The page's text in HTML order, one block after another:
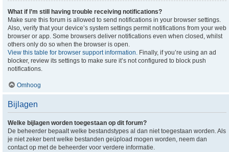
What if I’m still having trouble receiving notifications?
Make sure this forum is allowed to send notifications in your browser settings.
Also, verify that your device’s system settings permit notifications from your web
browser or app. Some browsers deliver notifications even when closed, whilst
others only do so when the browser is open.
View this table for browser support information. Finally, if you’re using an ad
blocker, review its settings to make sure it’s not configured to block push
notifications.
Omhoog
Bijlagen
Welke bijlagen worden toegestaan op dit forum?
De beheerder bepaalt welke bestandstypes al dan niet toegestaan worden. Als
je niet zeker bent welke bestanden geüpload mogen worden, neem dan
contact op met de beheerder voor verdere informatie.